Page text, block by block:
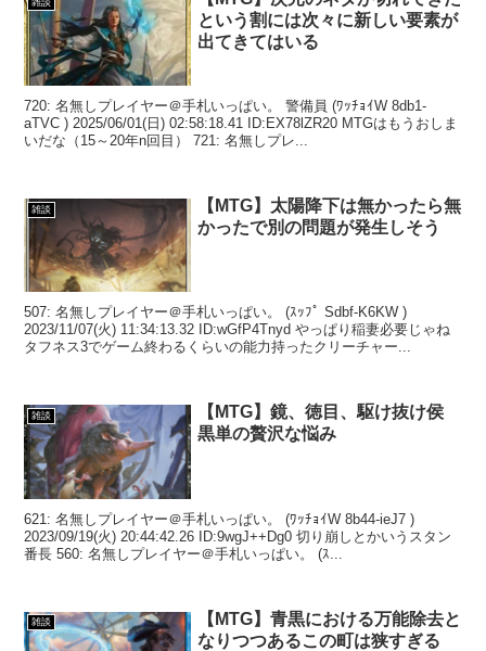
雑談
という割には次々に新しい要素が
出てきてはいる
720: 名無しプレイヤー＠手札いっぱい。 警備員 (ﾜｯﾁｮｲW 8db1-
aTVC ) 2025/06/01(日) 02:58:18.41 ID:EX78lZR20 MTGはもうおしま
いだな（15～20年n回目） 721: 名無しプレ...
雑談
【MTG】太陽降下は無かったら無
かったで別の問題が発生しそう
507: 名無しプレイヤー＠手札いっぱい。 (ｽｯﾌﾟ Sdbf-K6KW )
2023/11/07(火) 11:34:13.32 ID:wGfP4Tnyd やっぱり稲妻必要じゃね
タフネス3でゲーム終わるくらいの能力持ったクリーチャー...
雑談
【MTG】鏡、徳目、駆け抜け侯
黒単の贅沢な悩み
621: 名無しプレイヤー＠手札いっぱい。 (ﾜｯﾁｮｲW 8b44-ieJ7 )
2023/09/19(火) 20:44:42.26 ID:9wgJ++Dg0 切り崩しとかいうスタン
番長 560: 名無しプレイヤー＠手札いっぱい。 (ｽ...
雑談
【MTG】青黒における万能除去と
なりつつあるこの町は狭すぎる